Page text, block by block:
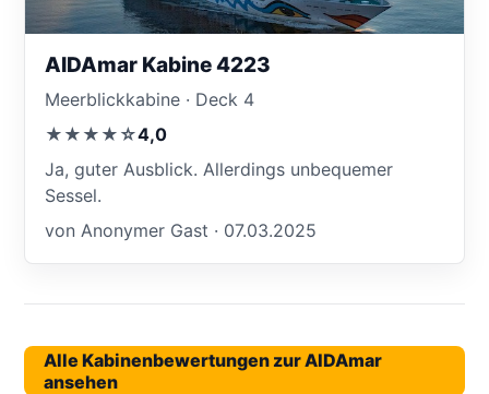
AIDAmar Kabine 4223
Meerblickkabine · Deck 4
★★★★☆4,0
Ja, guter Ausblick. Allerdings unbequemer
Sessel.
von Anonymer Gast · 07.03.2025
Alle Kabinenbewertungen zur AIDAmar
ansehen